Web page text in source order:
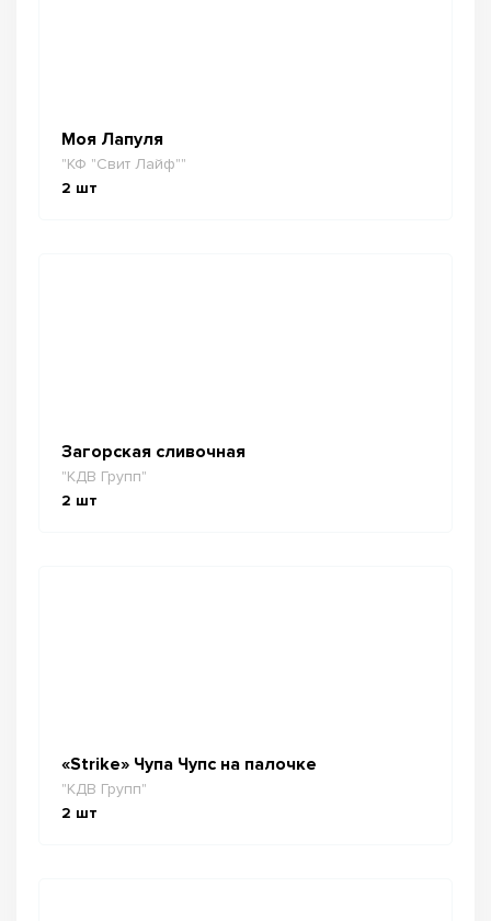
Моя Лапуля
"КФ "Свит Лайф""
2 шт
Загорская сливочная
"КДВ Групп"
2 шт
«Strike» Чупа Чупс на палочке
"КДВ Групп"
2 шт